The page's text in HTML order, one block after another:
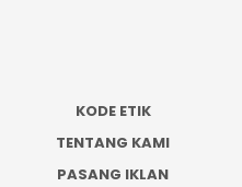
KODE ETIK
TENTANG KAMI
PASANG IKLAN